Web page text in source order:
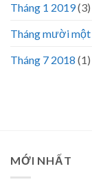
Tháng 1 2019(3)
Tháng mười
Tháng 7 2018 (1)
MỚI NHẤT